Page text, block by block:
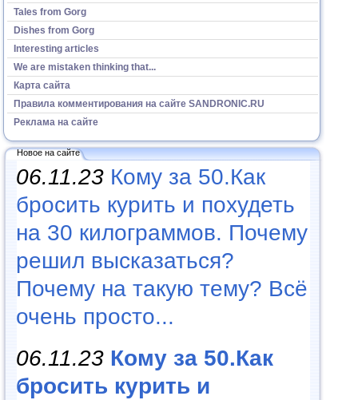
Tales from Gorg
Dishes from Gorg
Interesting articles
We are mistaken thinking that...
Карта сайта
Правила комментирования на сайте SANDRONIC.RU
Реклама на сайте
Новое на сайте
06.11.23 Кому за 50.Как
бросить курить и похудеть
на 30 килограммов. Почему
решил высказаться?
Почему на такую тему? Всё
очень просто...
06.11.23 Кому за 50.Как
бросить курить и